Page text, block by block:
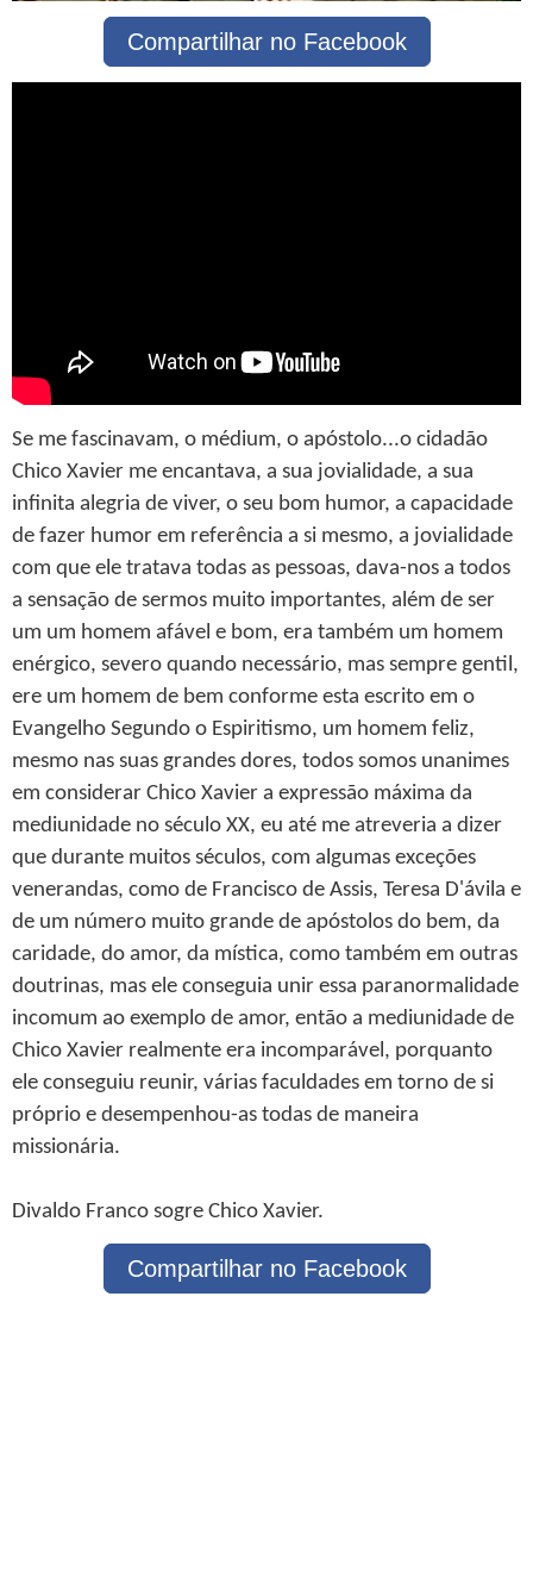
Compartilhar no Facebook
Se me fascinavam, o médium, o apóstolo...o cidadão
Chico Xavier me encantava, a sua jovialidade, a sua
infinita alegria de viver, o seu bom humor, a capacidade
de fazer humor em referência a si mesmo, a jovialidade
com que ele tratava todas as pessoas, dava-nos a todos
a sensação de sermos muito importantes, além de ser
um um homem afável e bom, era também um homem
enérgico, severo quando necessário, mas sempre gentil,
ere um homem de bem conforme esta escrito em o
Evangelho Segundo o Espiritismo, um homem feliz,
mesmo nas suas grandes dores, todos somos unanimes
em considerar Chico Xavier a expressão máxima da
mediunidade no século XX, eu até me atreveria a dizer
que durante muitos séculos, com algumas exceções
venerandas, como de Francisco de Assis, Teresa D'ávila e
de um número muito grande de apóstolos do bem, da
caridade, do amor, da mística, como também em outras
doutrinas, mas ele conseguia unir essa paranormalidade
incomum ao exemplo de amor, então a mediunidade de
Chico Xavier realmente era incomparável, porquanto
ele conseguiu reunir, várias faculdades em torno de si
próprio e desempenhou-as todas de maneira
missionária.
Divaldo Franco sogre Chico Xavier.
Compartilhar no Facebook